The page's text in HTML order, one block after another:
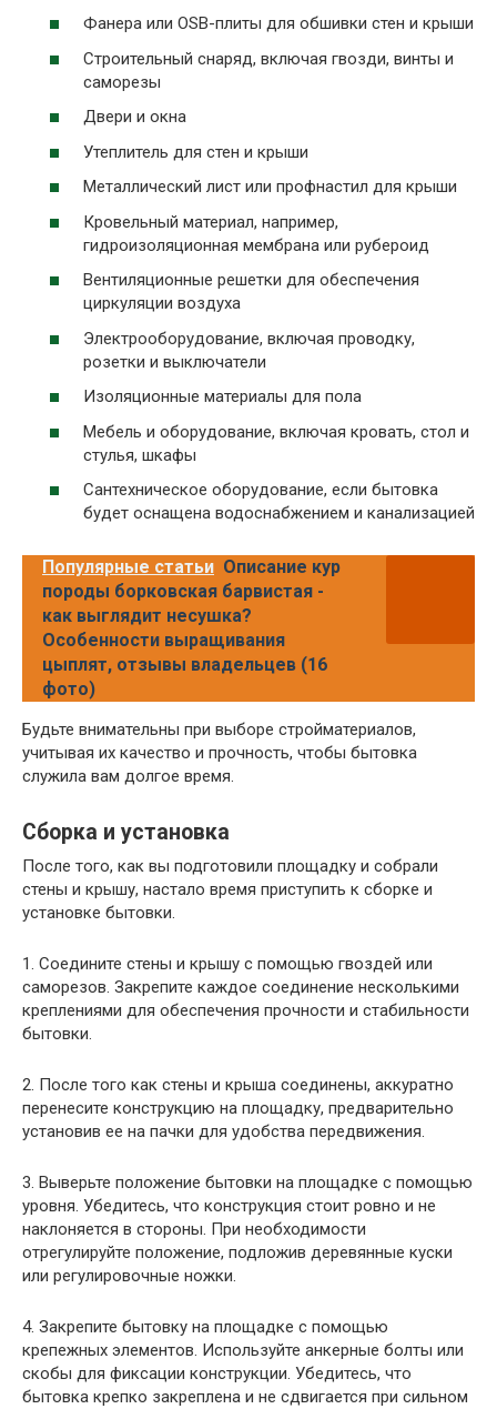
Фанера или OSB-плиты для обшивки стен и крыши
Строительный снаряд, включая гвозди, винты и
саморезы
Двери и окна
Утеплитель для стен и крыши
Металлический лист или профнастил для крыши
Кровельный материал, например,
гидроизоляционная мембрана или рубероид
Вентиляционные решетки для обеспечения
циркуляции воздуха
Электрооборудование, включая проводку,
розетки и выключатели
Изоляционные материалы для пола
Мебель и оборудование, включая кровать, стол и
стулья, шкафы
Сантехническое оборудование, если бытовка
будет оснащена водоснабжением и канализацией
Популярные статьи Описание кур
породы борковская барвистая -
как выглядит несушка?
Особенности выращивания
цыплят, отзывы владельцев (16
фото)
Будьте внимательны при выборе стройматериалов,
учитывая их качество и прочность, чтобы бытовка
служила вам долгое время.
Сборка и установка
После того, как вы подготовили площадку и собрали
стены и крышу, настало время приступить к сборке и
установке бытовки.
1. Соедините стены и крышу с помощью гвоздей или
саморезов. Закрепите каждое соединение несколькими
креплениями для обеспечения прочности и стабильности
бытовки.
2. После того как стены и крыша соединены, аккуратно
перенесите конструкцию на площадку, предварительно
установив ее на пачки для удобства передвижения.
3. Выверьте положение бытовки на площадке с помощью
уровня. Убедитесь, что конструкция стоит ровно и не
наклоняется в стороны. При необходимости
отрегулируйте положение, подложив деревянные куски
или регулировочные ножки.
4. Закрепите бытовку на площадке с помощью
крепежных элементов. Используйте анкерные болты или
скобы для фиксации конструкции. Убедитесь, что
бытовка крепко закреплена и не сдвигается при сильном